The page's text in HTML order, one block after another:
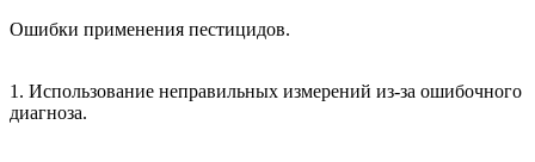
Ошибки применения пестицидов.
1. Использование неправильных измерений из-за ошибочного
диагноза.